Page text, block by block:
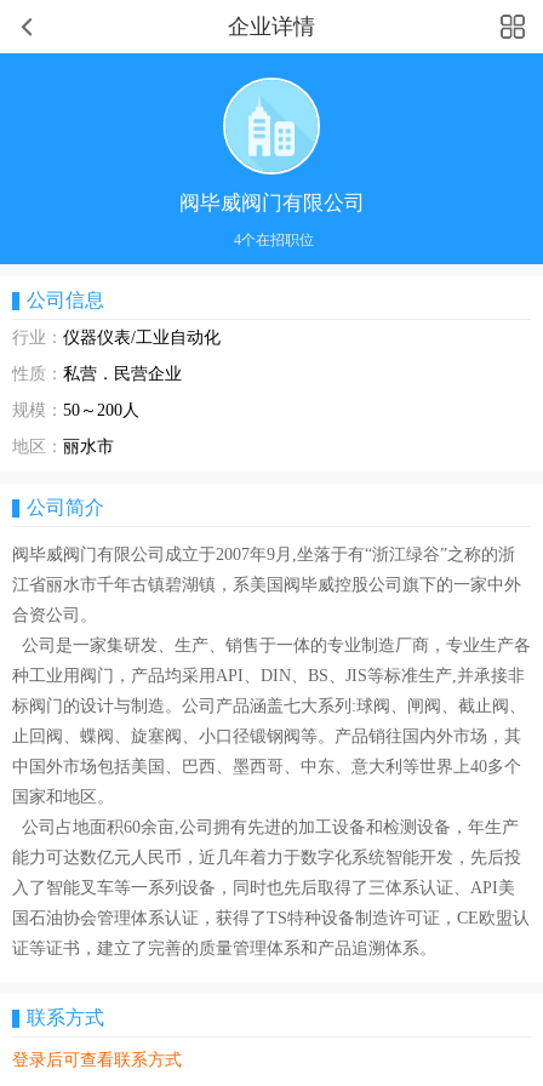
企业详情
阀毕威阀门有限公司
4个在招职位
公司信息
行业： 仪器仪表/工业自动化
性质： 私营．民营企业
规模： 50～200人
地区： 丽水市
公司简介
阀毕威阀门有限公司成立于2007年9月,坐落于有“浙江绿谷”之称的浙
江省丽水市千年古镇碧湖镇，系美国阀毕威控股公司旗下的一家中外
合资公司。
公司是一家集研发、生产、销售于一体的专业制造厂商，专业生产各
种工业用阀门，产品均采用API、DIN、BS、JIS等标准生产,并承接非
标阀门的设计与制造。公司产品涵盖七大系列:球阀、闸阀、截止阀、
止回阀、蝶阀、旋塞阀、小口径锻钢阀等。产品销往国内外市场，其
中国外市场包括美国、巴西、墨西哥、中东、意大利等世界上40多个
国家和地区。
公司占地面积60余亩,公司拥有先进的加工设备和检测设备，年生产
能力可达数亿元人民币，近几年着力于数字化系统智能开发，先后投
入了智能叉车等一系列设备，同时也先后取得了三体系认证、API美
国石油协会管理体系认证，获得了TS特种设备制造许可证，CE欧盟认
证等证书，建立了完善的质量管理体系和产品追溯体系。
联系方式
登录后可查看联系方式